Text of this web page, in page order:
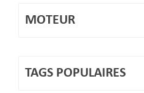
MOTEUR
TAGS POPULAIRES